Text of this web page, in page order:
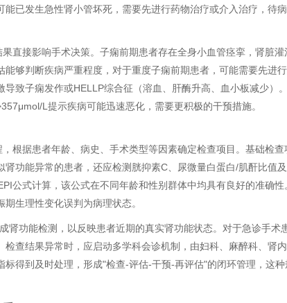
已发生急性肾小管坏死，需要先进行药物治疗或介入治疗，待
直接影响手术决策。子痫前期患者存在全身小血管痉挛，肾脏
够判断疾病严重程度，对于重度子痫前期患者，可能需要先进
致子痫发作或HELLP综合征（溶血、肝酶升高、血小板减少）
L提示疾病可能迅速恶化，需要更积极的干预措施。
根据患者年龄、病史、手术类型等因素确定检查项目。基础检
功能异常的患者，还应检测胱抑素C、尿微量白蛋白/肌酐比值
公式计算，该公式在不同年龄和性别群体中均具有良好的准确
生理性变化误判为病理状态。
肾功能检测，以反映患者近期的真实肾功能状态。对于急诊手术
查结果异常时，应启动多学科会诊机制，由妇科、麻醉科、肾
得到及时处理，形成"检查-评估-干预-再评估"的闭环管理，这